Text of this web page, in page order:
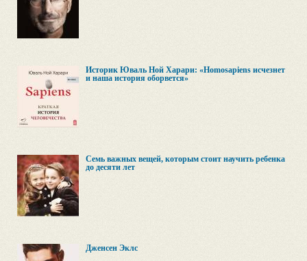
Историк Юваль Ной Харари: «Homosapiens исчезнет
и наша история оборвется»
Семь важных вещей, которым стоит научить ребенка
до десяти лет
Дженсен Эклс